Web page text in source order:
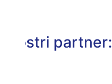
I nostri partner: